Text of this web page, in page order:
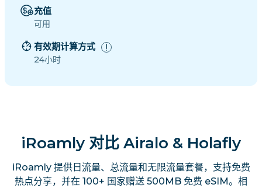
充值
可用
有效期计算方式
24小时
iRoamly 对比 Airalo & Holafly
iRoamly 提供日流量、总流量和无限流量套餐，支持免费
热点分享，并在 100+ 国家赠送 500MB 免费 eSIM。相